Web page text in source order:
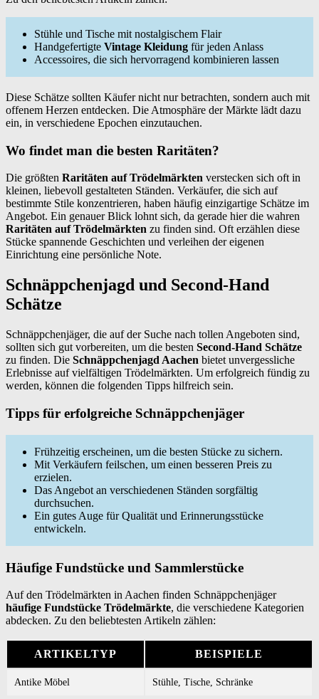
Stühle und Tische mit nostalgischem Flair
Handgefertigte Vintage Kleidung für jeden Anlass
Accessoires, die sich hervorragend kombinieren lassen
Diese Schätze sollten Käufer nicht nur betrachten, sondern auch mit
offenem Herzen entdecken. Die Atmosphäre der Märkte lädt dazu
ein, in verschiedene Epochen einzutauchen.
Wo findet man die besten Raritäten?
Die größten Raritäten auf Trödelmärkten verstecken sich oft in
kleinen, liebevoll gestalteten Ständen. Verkäufer, die sich auf
bestimmte Stile konzentrieren, haben häufig einzigartige Schätze im
Angebot. Ein genauer Blick lohnt sich, da gerade hier die wahren
Raritäten auf Trödelmärkten zu finden sind. Oft erzählen diese
Stücke spannende Geschichten und verleihen der eigenen
Einrichtung eine persönliche Note.
Schnäppchenjagd und Second-Hand
Schätze
Schnäppchenjäger, die auf der Suche nach tollen Angeboten sind,
sollten sich gut vorbereiten, um die besten Second-Hand Schätze
zu finden. Die Schnäppchenjagd Aachen bietet unvergessliche
Erlebnisse auf vielfältigen Trödelmärkten. Um erfolgreich fündig zu
werden, können die folgenden Tipps hilfreich sein.
Tipps für erfolgreiche Schnäppchenjäger
Frühzeitig erscheinen, um die besten Stücke zu sichern.
Mit Verkäufern feilschen, um einen besseren Preis zu
erzielen.
Das Angebot an verschiedenen Ständen sorgfältig
durchsuchen.
Ein gutes Auge für Qualität und Erinnerungsstücke
entwickeln.
Häufige Fundstücke und Sammlerstücke
Auf den Trödelmärkten in Aachen finden Schnäppchenjäger
häufige Fundstücke Trödelmärkte, die verschiedene Kategorien
abdecken. Zu den beliebtesten Artikeln zählen:
ARTIKELTYP BEISPIELE
Antike Möbel Stühle, Tische, Schränke